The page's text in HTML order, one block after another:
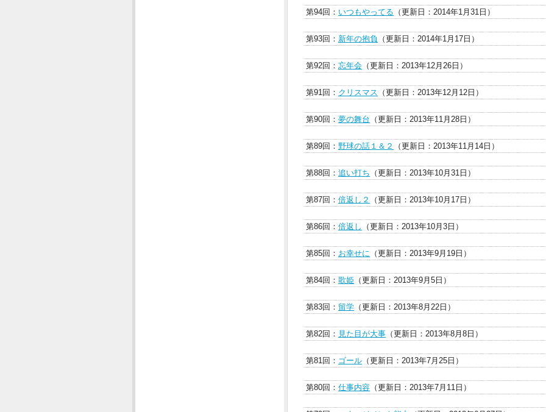
第94回： いつもやってる （更新日：2014年1月31日）
第93回： 新年の抱負 （更新日：2014年1月17日）
第92回： 忘年会 （更新日：2013年12月26日）
第91回： クリスマス （更新日：2013年12月12日）
第90回： 夢の舞台 （更新日：2013年11月28日）
第89回： 野球の話１＆２ （更新日：2013年11月14日）
第88回： 追い打ち （更新日：2013年10月31日）
第87回： 倍返し２ （更新日：2013年10月17日）
第86回： 倍返し （更新日：2013年10月3日）
第85回： お幸せに （更新日：2013年9月19日）
第84回： 歌姫 （更新日：2013年9月5日）
第83回： 留学 （更新日：2013年8月22日）
第82回： 見た目が大事 （更新日：2013年8月8日）
第81回： ゴール （更新日：2013年7月25日）
第80回： 仕事内容 （更新日：2013年7月11日）